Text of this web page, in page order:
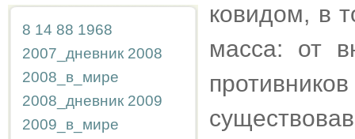
8 14 88 1968
2007_дневник 2008
2008_в_мире
2008_дневник 2009
2009_в_мире
ковидом, в
масса: от